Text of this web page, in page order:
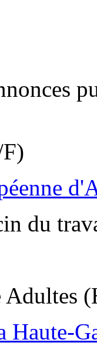
du
Adultes
Haute-